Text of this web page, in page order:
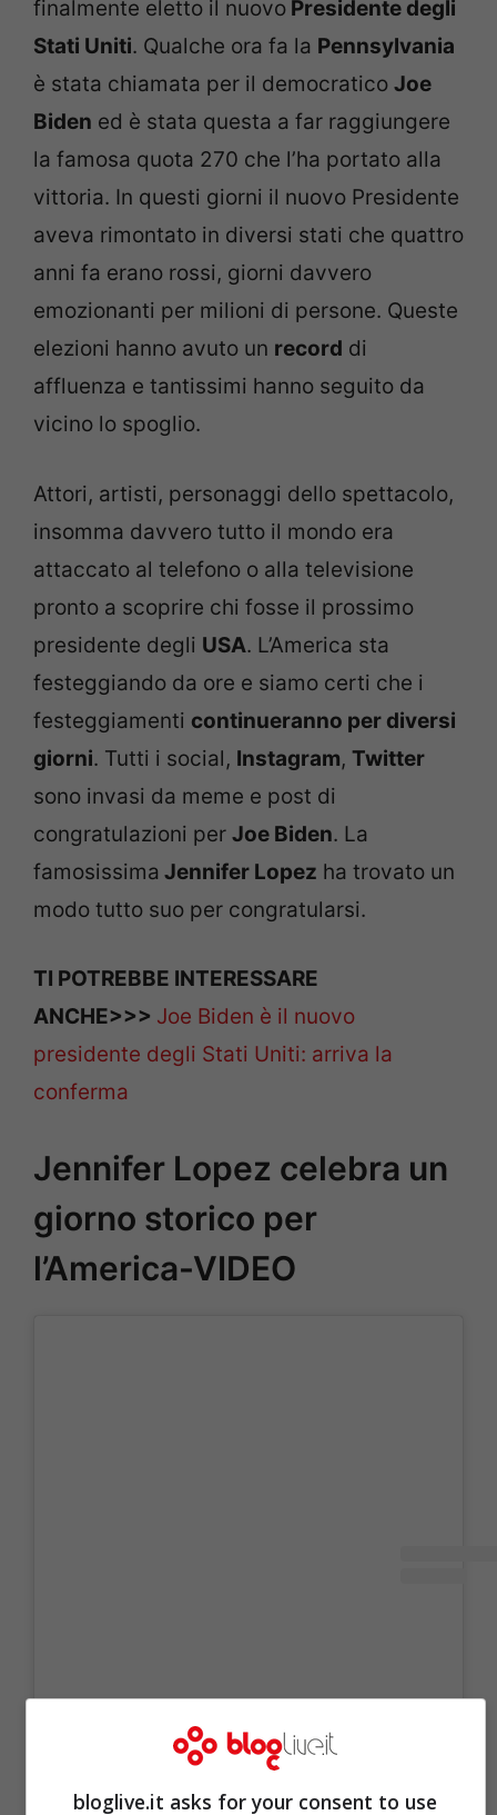
finalmente eletto il nuovo Presidente degli
Stati Uniti. Qualche ora fa la Pennsylvania
è stata chiamata per il democratico Joe
Biden ed è stata questa a far raggiungere
la famosa quota 270 che l’ha portato alla
vittoria. In questi giorni il nuovo Presidente
aveva rimontato in diversi stati che quattro
anni fa erano rossi, giorni davvero
emozionanti per milioni di persone. Queste
elezioni hanno avuto un record di
affluenza e tantissimi hanno seguito da
vicino lo spoglio.
Attori, artisti, personaggi dello spettacolo,
insomma davvero tutto il mondo era
attaccato al telefono o alla televisione
pronto a scoprire chi fosse il prossimo
presidente degli USA. L’America sta
festeggiando da ore e siamo certi che i
festeggiamenti continueranno per diversi
giorni. Tutti i social, Instagram, Twitter
sono invasi da meme e post di
congratulazioni per Joe Biden. La
famosissima Jennifer Lopez ha trovato un
modo tutto suo per congratularsi.
TI POTREBBE INTERESSARE
ANCHE>>> Joe Biden è il nuovo
presidente degli Stati Uniti: arriva la
conferma
Jennifer Lopez celebra un
giorno storico per
l’America-VIDEO
bloglive.it asks for your consent to use